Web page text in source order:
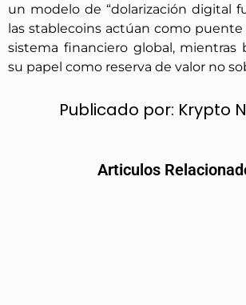
un modelo de “dolarización digital
las stablecoins actúan como
sistema financiero global, mientras
su papel como reserva de valor no
Publicado por: Krypto
Articulos